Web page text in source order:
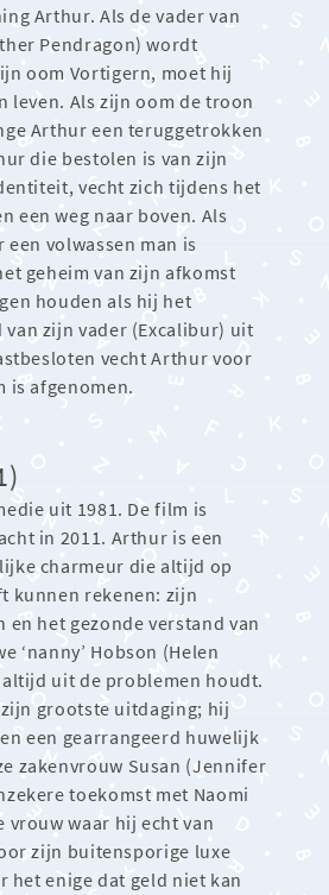
Arthur. Als de vader van
Pendragon) wordt
oom Vortigern, moet hij
leven. Als zijn oom de troon
Arthur een teruggetrokken
die bestolen is van zijn
vecht zich tijdens het
een weg naar boven. Als
volwassen man is
geheim van zijn afkomst
houden als hij het
van zijn vader (Excalibur) uit
vecht Arthur voor
is afgenomen.
uit 1981. De film is
in 2011. Arthur is een
charmeur die altijd op
kunnen rekenen: zijn
het gezonde verstand van
‘nanny’ Hobson (Helen
uit de problemen houdt.
grootste uitdaging; hij
een gearrangeerd huwelijk
zakenvrouw Susan (Jennifer
toekomst met Naomi
vrouw waar hij echt van
zijn buitensporige luxe
het enige dat geld niet kan